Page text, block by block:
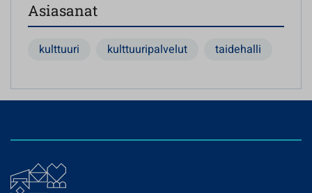
Asiasanat
kulttuuri kulttuuripalvelut taidehalli